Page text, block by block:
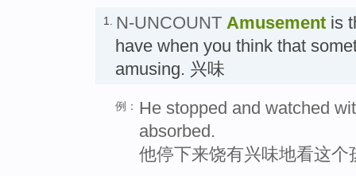
1. N-UNCOUNT Amusement is
have when you think that
amusing. 兴味
例： He stopped and watched
absorbed.
他停下来饶有兴味地看这